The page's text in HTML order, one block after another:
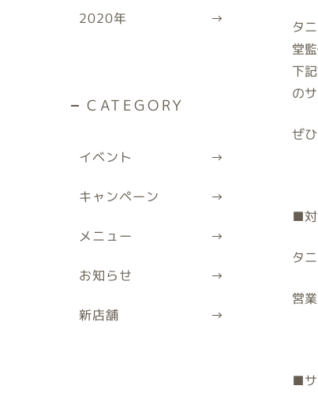
タ
堂
下
の
ぜ
■
タ
営
■
2020年
CATEGORY
イベント
キャンペーン
メニュー
お知らせ
新店舗